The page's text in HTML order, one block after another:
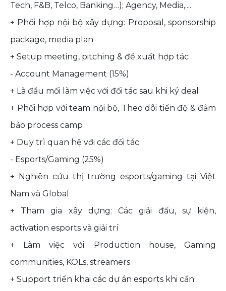
Tech, F&B, Telco, Banking…); Agency, Media,....
+ Phối hợp nội bộ xây dựng: Proposal, sponsorship
package, media plan
+ Setup meeting, pitching & đề xuất hợp tác
- Account Management (15%)
+ Là đầu mối làm việc với đối tác sau khi ký deal
+ Phối hợp với team nội bộ, Theo dõi tiến độ & đảm
bảo process camp
+ Duy trì quan hệ với các đối tác
- Esports/Gaming (25%)
+ Nghiên cứu thị trường esports/gaming tại Việt
Nam và Global
+ Tham gia xây dựng: Các giải đấu, sự kiện,
activation esports và giải trí
+ Làm việc với: Production house, Gaming
communities, KOLs, streamers
+ Support triển khai các dự án esports khi cần